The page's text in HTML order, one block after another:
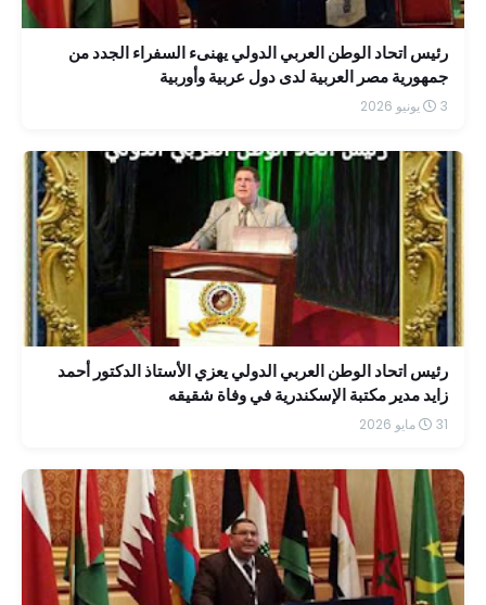
رئيس اتحاد الوطن العربي الدولي يهنىء السفراء الجدد من
جمهورية مصر العربية لدى دول عربية وأوربية
3 يونيو 2026
رئيس اتحاد الوطن العربي الدولي يعزي الأستاذ الدكتور أحمد
زايد مدير مكتبة الإسكندرية في وفاة شقيقه
31 مايو 2026